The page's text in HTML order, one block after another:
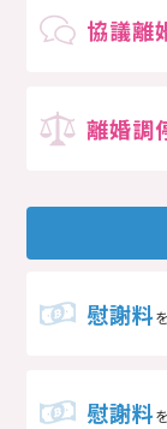
協議離
離婚調
慰謝料
慰謝料